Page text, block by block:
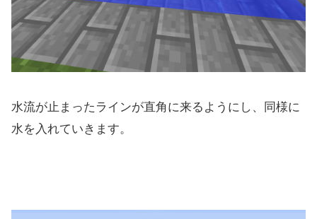
水流が止まったラインが直角に来るようにし、同様に
水を入れていきます。